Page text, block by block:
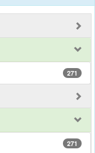
271
271